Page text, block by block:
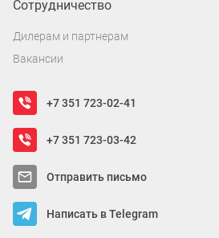
Сотрудничество
Дилерам и партнерам
Вакансии
+7 351 723-02-41
+7 351 723-03-42
Отправить письмо
Написать в Telegram